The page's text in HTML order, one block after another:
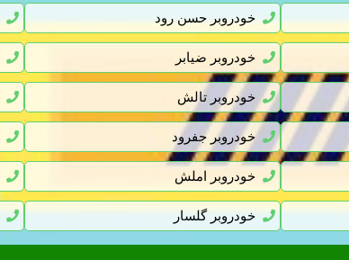
خودروبر حسن رود
خودروبر ضیابر
خودروبر تالش
خودروبر جفرود
خودروبر املش
خودروبر گلسار